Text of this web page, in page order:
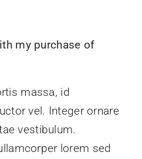
my purchase of
massa, id
vel. Integer ornare
vestibulum.
lorem sed